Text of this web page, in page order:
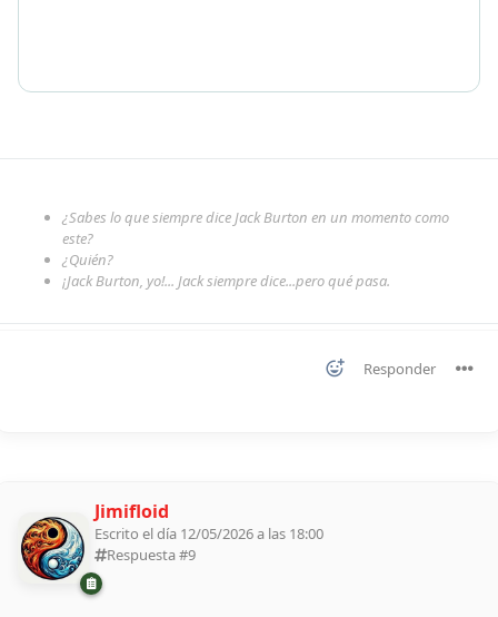
¿Sabes lo que siempre dice Jack Burton en un momento como
este?
¿Quién?
¡Jack Burton, yo!... Jack siempre dice...pero qué pasa.
Responder
Jimifloid
Escrito el día 12/05/2026 a las 18:00
Respuesta #9